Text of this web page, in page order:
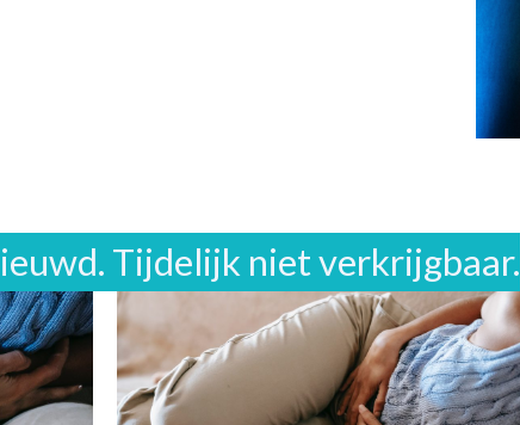
Tijdelijk niet verkrijgbaar.